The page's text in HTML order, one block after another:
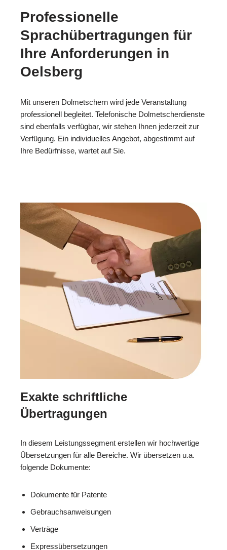
Professionelle
Sprachübertragungen für
Ihre Anforderungen in
Oelsberg
Mit unseren Dolmetschern wird jede Veranstaltung
professionell begleitet. Telefonische Dolmetscherdienste
sind ebenfalls verfügbar, wir stehen Ihnen jederzeit zur
Verfügung. Ein individuelles Angebot, abgestimmt auf
Ihre Bedürfnisse, wartet auf Sie.
Exakte schriftliche
Übertragungen
In diesem Leistungssegment erstellen wir hochwertige
Übersetzungen für alle Bereiche. Wir übersetzen u.a.
folgende Dokumente:
Dokumente für Patente
Gebrauchsanweisungen
Verträge
Expressübersetzungen